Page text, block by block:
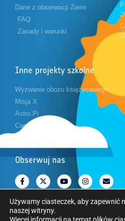
Dane z obserwacji Ziemi
FAQ
Zasady i warunki
Inne projekty szkolne
Wyzwanie obozu księżycowego
Misja X
Astro Pi
CanSat
Obserwuj nas
Używamy ciasteczek, aby zapewnić
naszej witryny.